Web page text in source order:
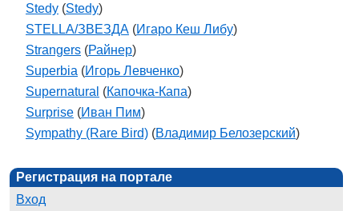
Stedy (Stedy)
STELLA/ЗВЕЗДА (Игаро Кеш Либу)
Strangers (Райнер)
Superbia (Игорь Левченко)
Supernatural (Капочка-Капа)
Surprise (Иван Пим)
Sympathy (Rare Bird) (Владимир Белозерский)
Регистрация на портале
Вход